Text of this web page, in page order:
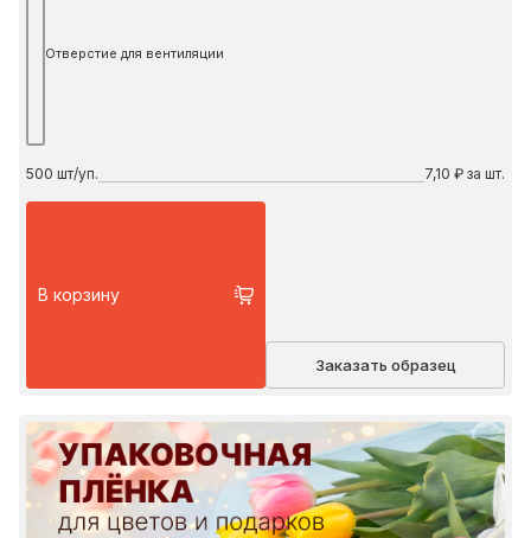
Отверстие для вентиляции
500 шт/уп. 7,10 ₽ за шт.
В корзину
Заказать образец